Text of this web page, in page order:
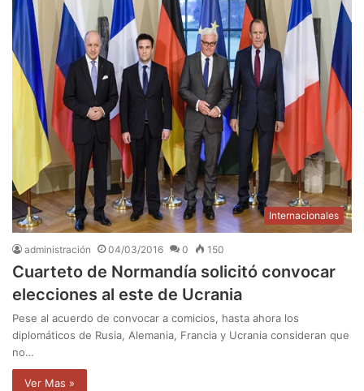
Internacionales
administración 04/03/2016 0 150
Cuarteto de Normandía solicitó convocar
elecciones al este de Ucrania
Pese al acuerdo de convocar a comicios, hasta ahora los
diplomáticos de Rusia, Alemania, Francia y Ucrania consideran que
no…
Ver Mas »